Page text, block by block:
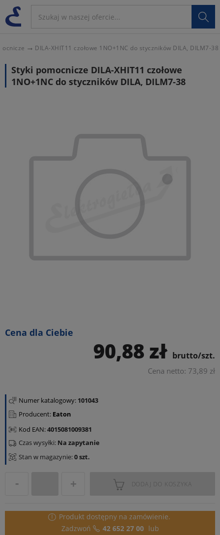

DILA-XHIT11 czołowe 1NO+1NC do styczników DILA, DILM7-38
Styki pomocnicze DILA-XHIT11 czołowe
1NO+1NC do styczników DILA, DILM7-38
Cena dla Ciebie
90,88 zł brutto/szt.
Cena netto: 73,89 zł
Numer katalogowy: 101043
Producent: Eaton
Kod EAN:4015081009381
Stan w magazynie:0 szt.
Czas wysyłki: Na zapytanie
DODAJ DO KOSZYKA
Produkt dostępny na zamówienie.
Zadzwoń
42 652 27 00 lub